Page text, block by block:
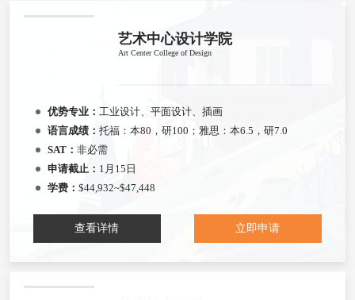
艺术中心设计学院
Art Center College of Design
优势专业： 工业设计、平面设计、插画
语言成绩： 托福：本80，研100；雅思：本6.5，研7.0
SAT： 非必需
申请截止： 1月15日
学费： $44,932~$47,448
查看详情 立即申请